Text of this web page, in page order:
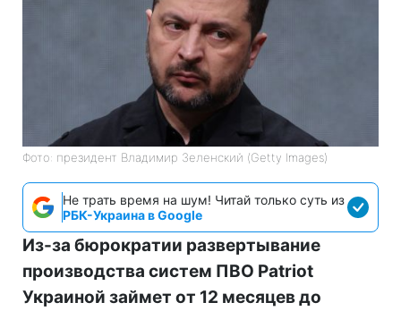
Фото: президент Владимир Зеленский (Getty Images)
Не трать время на шум! Читай только суть из
РБК-Украина в Google
Из-за бюрократии развертывание
производства систем ПВО Patriot
Украиной займет от 12 месяцев до